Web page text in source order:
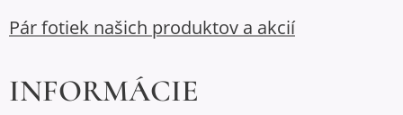
Pár fotiek našich produktov a akcií
INFORMÁCIE